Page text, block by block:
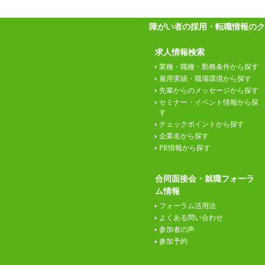
障がい者の採用・転職情報の
求人情報検索
業種・職種・勤務条件から探す
雇用実績・職場環境から探す
先輩からのメッセージから探す
セミナー・イベント情報から探
す
チェックポイントから探す
企業名から探す
PR情報から探す
合同面接会・就職フォーラ
ム情報
フォーラム活用法
よくある問い合わせ
参加者の声
参加予約